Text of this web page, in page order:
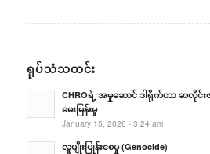
ရုပ်သံသတင်း
CHROရဲ့ အမှုဆောင် ဒါရိုက်တာ ဆလို
မေးမြန်းမှု
January 15, 2026 - 3:24 am
လူမျိုးပြုန်းစေမှု (Genocide)